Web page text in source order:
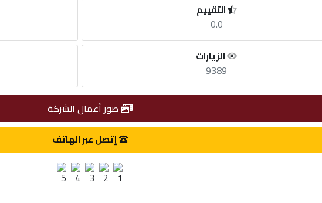
التقييم
0.0
الزيارات
9389
صور أعمال الشركة
إتصل عبر الهاتف